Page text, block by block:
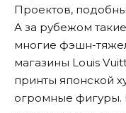
Проектов,
А за рубежом
многие фэшн-
магазины Louis
принты японской
огромные фигуры.